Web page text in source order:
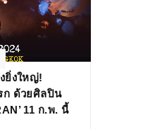
ยิ่งใหญ่!
ก ด้วยศิลปิน
11 ก.พ. นี้